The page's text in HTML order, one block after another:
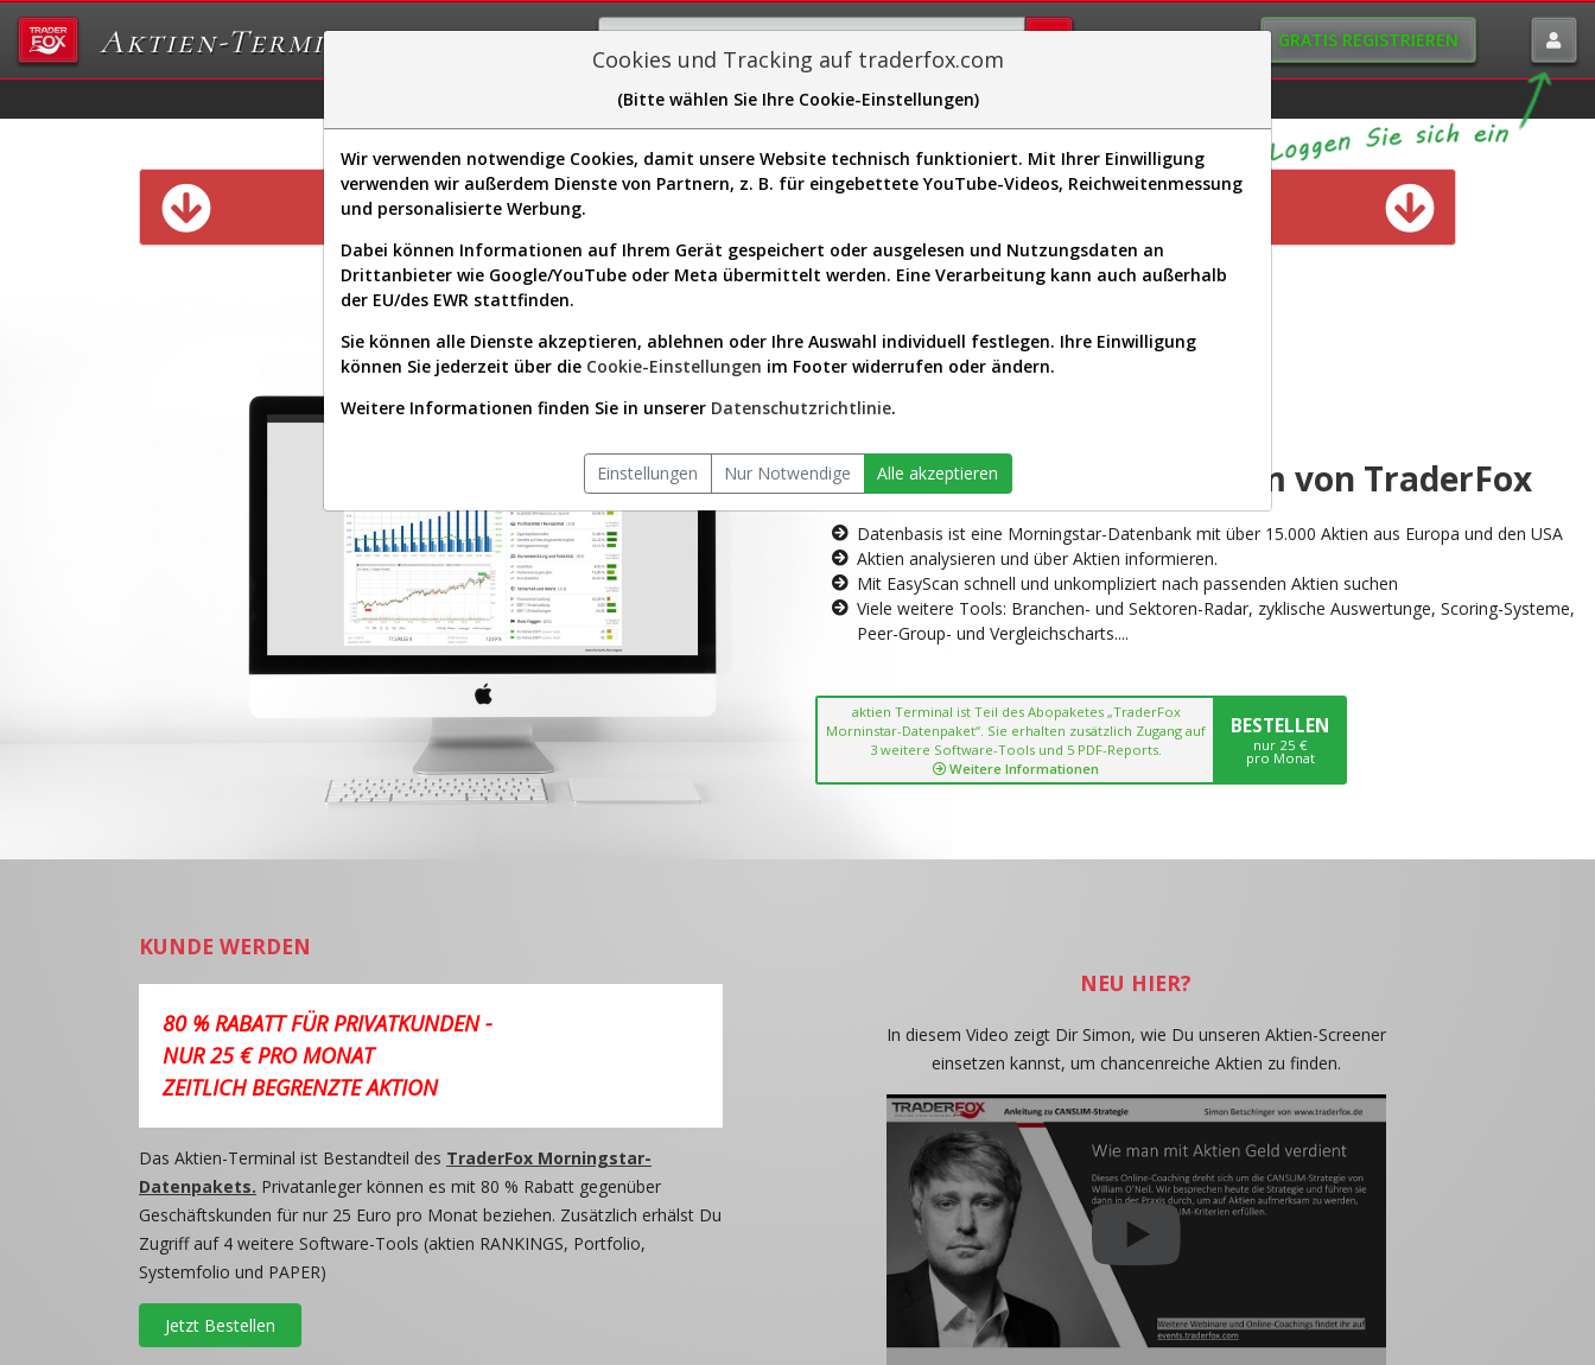
Aktien-Terminal GRATIS REGISTRIEREN
Sector-Spider Easy-Scan Visualizations
Diese Funktion ist nur für Premium-Kunden verfügbar
AKTIEN-TERMINAL
Die Aktienanalyse-Plattform von TraderFox
Datenbasis ist eine Morningstar-Datenbank mit über 15.000 Aktien aus Europa und den USA
Aktien analysieren und über Aktien informieren.
Mit EasyScan schnell und unkompliziert nach passenden Aktien suchen
Viele weitere Tools: Branchen- und Sektoren-Radar, zyklische Auswertunge, Scoring-Systeme,
Peer-Group- und Vergleichscharts....
aktien Terminal ist Teil des Abopaketes „TraderFox
Morninstar-Datenpaket“. Sie erhalten zusätzlich Zugang auf
3 weitere Software-Tools und 5 PDF-Reports.
Weitere Informationen
BESTELLEN
nur 25 €
pro Monat
KUNDE WERDEN
80 % RABATT FÜR PRIVATKUNDEN -
NUR 25 € PRO MONAT
ZEITLICH BEGRENZTE AKTION
Das Aktien-Terminal ist Bestandteil des TraderFox Morningstar-
Datenpakets. Privatanleger können es mit 80 % Rabatt gegenüber
Geschäftskunden für nur 25 Euro pro Monat beziehen. Zusätzlich erhälst Du
Zugriff auf 4 weitere Software-Tools (aktien RANKINGS, Portfolio,
Systemfolio und PAPER)
Jetzt Bestellen
NEU HIER?
In diesem Video zeigt Dir Simon, wie Du unseren Aktien-Screener
einsetzen kannst, um chancenreiche Aktien zu finden.
Cookies und Tracking auf traderfox.com
(Bitte wählen Sie Ihre Cookie-Einstellungen)
Wir verwenden notwendige Cookies, damit unsere Website technisch funktioniert. Mit Ihrer Einwilligung
verwenden wir außerdem Dienste von Partnern, z. B. für eingebettete YouTube-Videos, Reichweitenmessung
und personalisierte Werbung.
Dabei können Informationen auf Ihrem Gerät gespeichert oder ausgelesen und Nutzungsdaten an
Drittanbieter wie Google/YouTube oder Meta übermittelt werden. Eine Verarbeitung kann auch außerhalb
der EU/des EWR stattfinden.
Sie können alle Dienste akzeptieren, ablehnen oder Ihre Auswahl individuell festlegen. Ihre Einwilligung
können Sie jederzeit über die Cookie-Einstellungen im Footer widerrufen oder ändern.
Weitere Informationen finden Sie in unserer Datenschutzrichtlinie.
Einstellungen Nur Notwendige Alle akzeptieren